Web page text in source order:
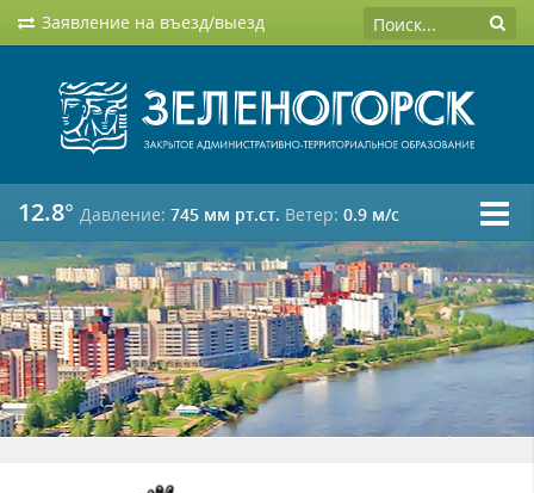
Заявление на въезд/выезд
12.8° Давление: 745 мм рт.ст. Ветер: 0.9 м/c